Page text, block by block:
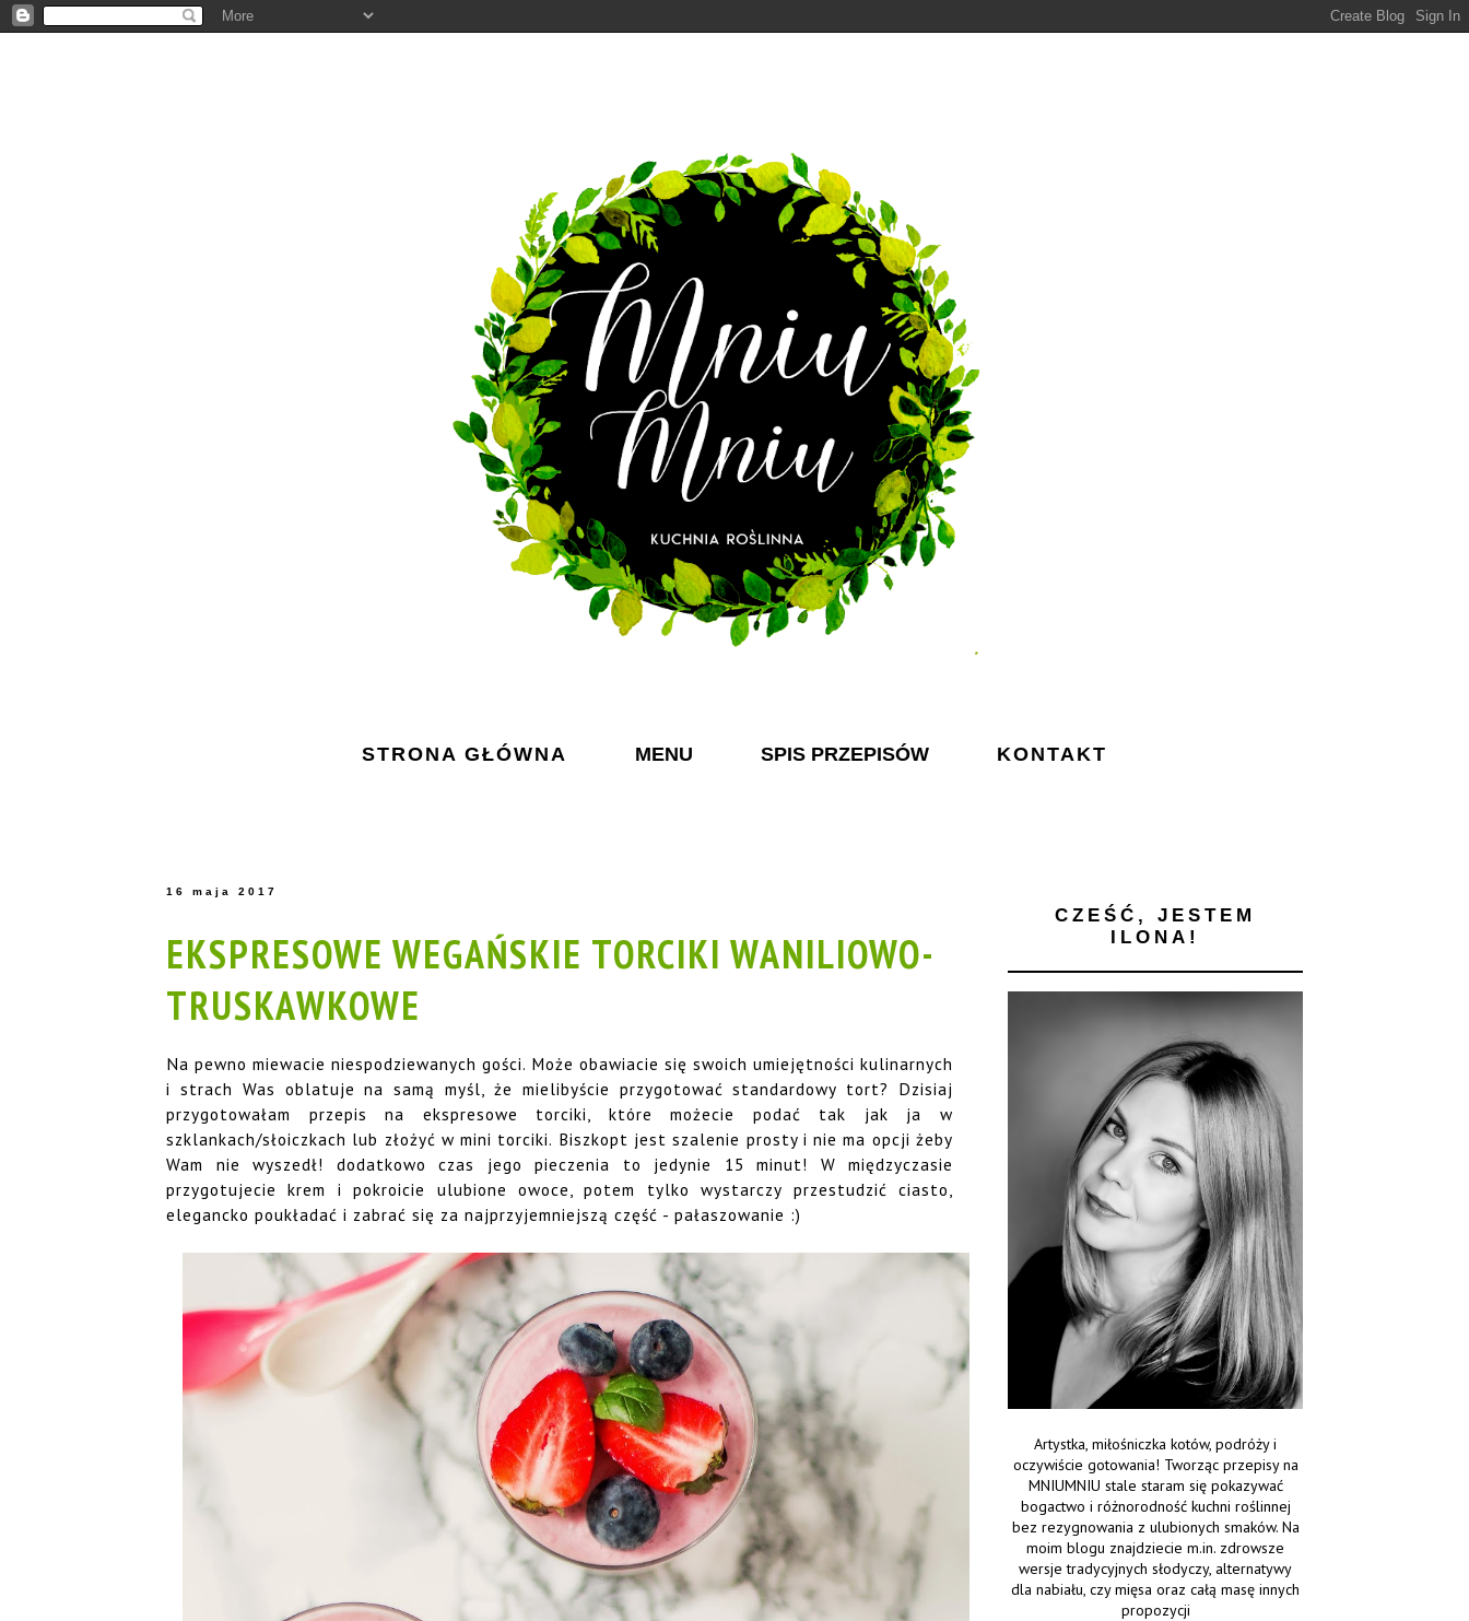
STRONA GŁÓWNA MENU SPIS PRZEPISÓW KONTAKT
16 maja 2017
EKSPRESOWE WEGAŃSKIE TORCIKI WANILIOWO-
TRUSKAWKOWE
Na pewno miewacie niespodziewanych gości. Może obawiacie się swoich umiejętności kulinarnych
i strach Was oblatuje na samą myśl, że mielibyście przygotować standardowy tort? Dzisiaj
przygotowałam przepis na ekspresowe torciki, które możecie podać tak jak ja w
szklankach/słoiczkach lub złożyć w mini torciki. Biszkopt jest szalenie prosty i nie ma opcji żeby
Wam nie wyszedł! dodatkowo czas jego pieczenia to jedynie 15 minut! W międzyczasie
przygotujecie krem i pokroicie ulubione owoce, potem tylko wystarczy przestudzić ciasto,
elegancko poukładać i zabrać się za najprzyjemniejszą część - pałaszowanie :)
CZEŚĆ, JESTEM
ILONA!
Artystka, miłośniczka kotów, podróży i
oczywiście gotowania! Tworząc przepisy na
MNIUMNIU stale staram się pokazywać
bogactwo i różnorodność kuchni roślinnej
bez rezygnowania z ulubionych smaków. Na
moim blogu znajdziecie m.in. zdrowsze
wersje tradycyjnych słodyczy, alternatywy
dla nabiału, czy mięsa oraz całą masę innych
propozycji